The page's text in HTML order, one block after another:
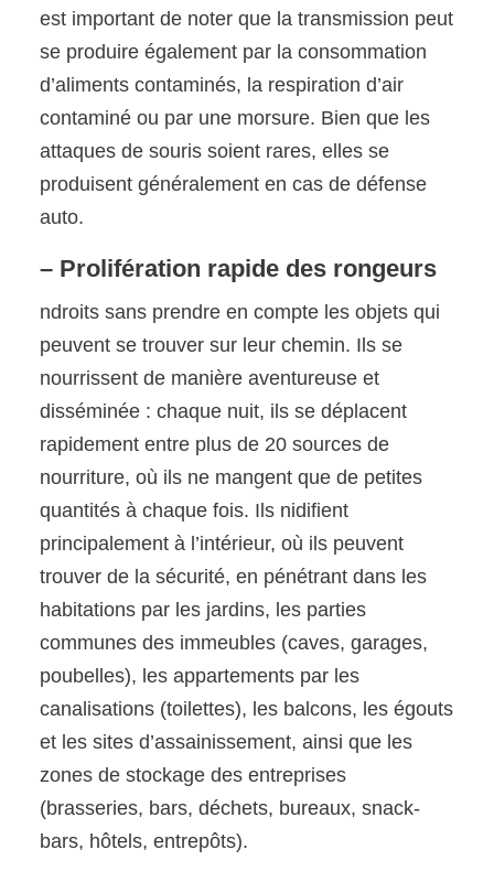
est important de noter que la transmission peut
se produire également par la consommation
d’aliments contaminés, la respiration d’air
contaminé ou par une morsure. Bien que les
attaques de souris soient rares, elles se
produisent généralement en cas de défense
auto.
– Prolifération rapide des rongeurs
ndroits sans prendre en compte les objets qui
peuvent se trouver sur leur chemin. Ils se
nourrissent de manière aventureuse et
disséminée : chaque nuit, ils se déplacent
rapidement entre plus de 20 sources de
nourriture, où ils ne mangent que de petites
quantités à chaque fois. Ils nidifient
principalement à l’intérieur, où ils peuvent
trouver de la sécurité, en pénétrant dans les
habitations par les jardins, les parties
communes des immeubles (caves, garages,
poubelles), les appartements par les
canalisations (toilettes), les balcons, les égouts
et les sites d’assainissement, ainsi que les
zones de stockage des entreprises
(brasseries, bars, déchets, bureaux, snack-
bars, hôtels, entrepôts).